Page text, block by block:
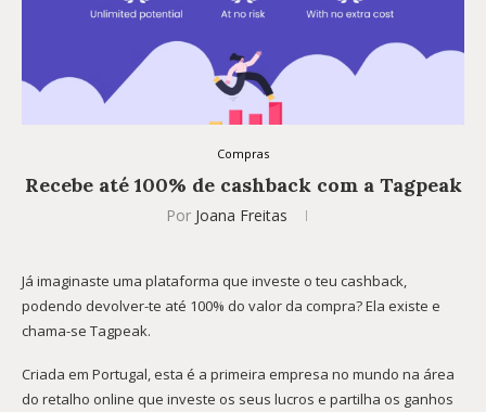
Compras
Recebe até 100% de cashback com a Tagpeak
Por Joana Freitas
Já imaginaste uma plataforma que investe o teu cashback,
podendo devolver-te até 100% do valor da compra? Ela existe e
chama-se Tagpeak.
Criada em Portugal, esta é a primeira empresa no mundo na área
do retalho online que investe os seus lucros e partilha os ganhos